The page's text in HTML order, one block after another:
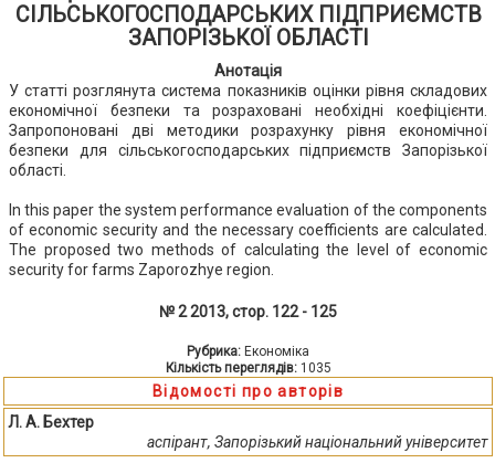
СІЛЬСЬКОГОСПОДАРСЬКИХ ПІДПРИЄМСТВ
ЗАПОРІЗЬКОЇ ОБЛАСТІ
Анотація
У статті розглянута система показників оцінки рівня складових
економічної безпеки та розраховані необхідні коефіцієнти.
Запропоновані дві методики розрахунку рівня економічної
безпеки для сільськогосподарських підприємств Запорізької
області.
In this paper the system performance evaluation of the components
of economic security and the necessary coefficients are calculated.
The proposed two methods of calculating the level of economic
security for farms Zaporozhye region.
№ 2 2013, стор. 122 - 125
Рубрика: Економіка
Кількість переглядів: 1035
Відомості про авторів
Л. А. Бехтер
аспірант, Запорізький національний університет